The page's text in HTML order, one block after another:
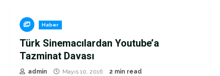
Haber
Türk Sinemacılardan Youtube’a
Tazminat Davası
admin Mayıs 10, 2016 2 min read